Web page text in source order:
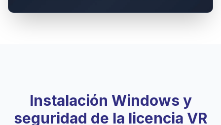
Instalación Windows y
seguridad de la licencia VR